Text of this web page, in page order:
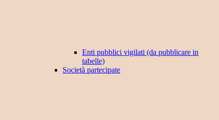
Enti pubblici vigilati (da pubblicare in
tabelle)
Società partecipate